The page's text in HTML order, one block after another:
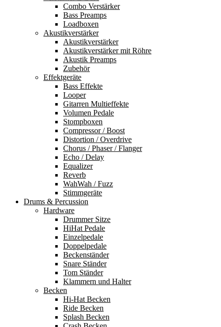
Combo Verstärker
Bass Preamps
Loadboxen
Akustikverstärker
Akustikverstärker
Akustikverstärker mit Röhre
Akustik Preamps
Zubehör
Effektgeräte
Bass Effekte
Looper
Gitarren Multieffekte
Volumen Pedale
Stompboxen
Compressor / Boost
Distortion / Overdrive
Chorus / Phaser / Flanger
Echo / Delay
Equalizer
Reverb
WahWah / Fuzz
Stimmgeräte
Drums & Percussion
Hardware
Drummer Sitze
HiHat Pedale
Einzelpedale
Doppelpedale
Beckenständer
Snare Ständer
Tom Ständer
Klammern und Halter
Becken
Hi-Hat Becken
Ride Becken
Splash Becken